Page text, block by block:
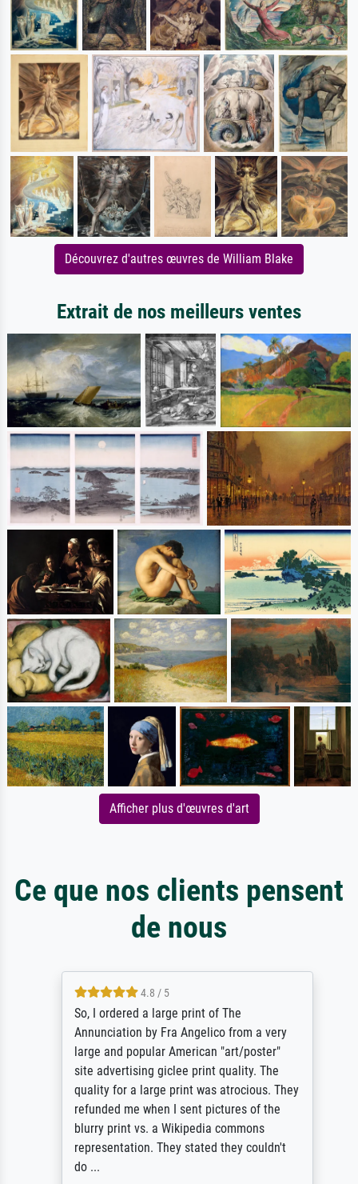
Découvrez d'autres œuvres de William Blake
Extrait de nos meilleurs ventes
Afficher plus d'œuvres d'art
Ce que nos clients pensent
de nous
4.8 / 5
So, I ordered a large print of The
Annunciation by Fra Angelico from a very
large and popular American "art/poster"
site advertising giclee print quality. The
quality for a large print was atrocious. They
refunded me when I sent pictures of the
blurry print vs. a Wikipedia commons
representation. They stated they couldn't
do ...